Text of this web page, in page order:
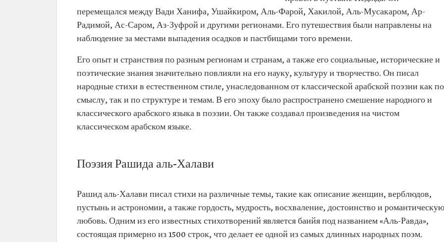
Имя
Рашид аль-Халави
Классификация
Саудовский народный поэт и
астроном из региона Неджд
Жизнь
Он жил незадолго до основания
большую часть своей жизни провёл в
пустыне Неджда
Из его поэзии
Его баийя «Аль-Равда», состоящая
примерно из 1500 строк, что делает её
одной из самых длинных народных
перемещался между Вади Ханифа, Ушайкиром, Аль-Фарой, Хакилой, Аль-Мусакаром, Ар-
Радимой, Ас-Саром, Аз-Зуфрой и другими регионами. Его путешествия были направлены на
наблюдение за местами выпадения осадков и пастбищами того времени.
Его опыт и странствия по разным регионам и странам, а также его социальные, исторические и
поэтические знания значительно повлияли на его науку, культуру и творчество. Он писал
народные стихи в естественном стиле, унаследованном от классической арабской поэзии как по
смыслу, так и по структуре и темам. В его эпоху было распространено смешение народного и
классического арабского языка в поэзии. Он также создавал произведения на чистом
классическом арабском языке.
Поэзия Рашида аль-Халави
Рашид аль-Халави писал стихи на различные темы, такие как описание женщин, верблюдов,
пустынь и астрономии, а также гордость, мудрость, восхваление, достоинство и романтическую
любовь. Одним из его известных стихотворений является баийя под названием «Аль-Равда»,
состоящая примерно из 1500 строк, что делает ее одной из самых длинных народных поэм.